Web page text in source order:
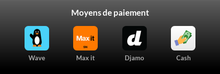
Moyens de paiement
Wave Max it Djamo Cash